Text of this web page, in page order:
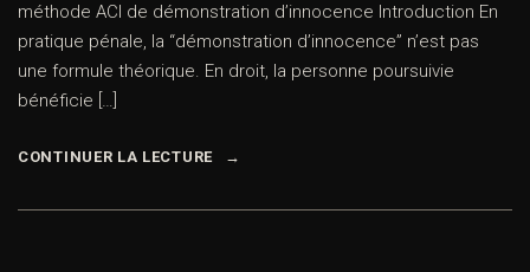
méthode ACI de démonstration d’innocence Introduction En
pratique pénale, la “démonstration d’innocence” n’est pas
une formule théorique. En droit, la personne poursuivie
bénéficie […]
CONTINUER LA LECTURE